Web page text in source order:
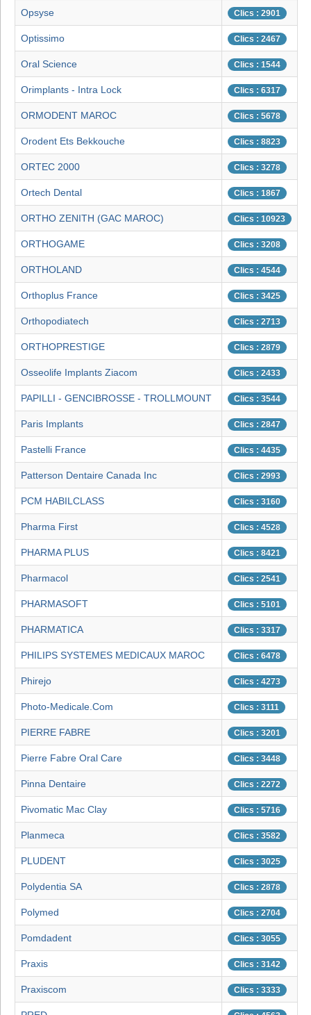
Opsyse Clics : 2901
Optissimo Clics : 2467
Oral Science Clics : 1544
Orimplants - Intra Lock Clics : 6317
ORMODENT MAROC Clics : 5678
Orodent Ets Bekkouche Clics : 8823
ORTEC 2000 Clics : 3278
Ortech Dental Clics : 1867
ORTHO ZENITH (GAC MAROC) Clics : 10923
ORTHOGAME Clics : 3208
ORTHOLAND Clics : 4544
Orthoplus France Clics : 3425
Orthopodiatech Clics : 2713
ORTHOPRESTIGE Clics : 2879
Osseolife Implants Ziacom Clics : 2433
PAPILLI - GENCIBROSSE - TROLLMOUNT Clics : 3544
Paris Implants Clics : 2847
Pastelli France Clics : 4435
Patterson Dentaire Canada Inc Clics : 2993
PCM HABILCLASS Clics : 3160
Pharma First Clics : 4528
PHARMA PLUS Clics : 8421
Pharmacol Clics : 2541
PHARMASOFT Clics : 5101
PHARMATICA Clics : 3317
PHILIPS SYSTEMES MEDICAUX MAROC Clics : 6478
Phirejo Clics : 4273
Photo-Medicale.Com Clics : 3111
PIERRE FABRE Clics : 3201
Pierre Fabre Oral Care Clics : 3448
Pinna Dentaire Clics : 2272
Pivomatic Mac Clay Clics : 5716
Planmeca Clics : 3582
PLUDENT Clics : 3025
Polydentia SA Clics : 2878
Polymed Clics : 2704
Pomdadent Clics : 3055
Praxis Clics : 3142
Praxiscom Clics : 3333